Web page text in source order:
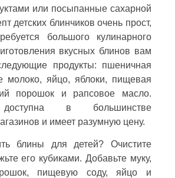
или посыпанные сахарной
детских блинчиков очень прост,
большого кулинарного
вкусных блинов вам
продукты: пшеничная
молоко, яйцо, яблоки, пищевая
порошок и рапсовое масло.
в большинстве
и имеет разумную цену.
блины для детей? Очистите
его кубиками. Добавьте муку,
пищевую соду, яйцо и